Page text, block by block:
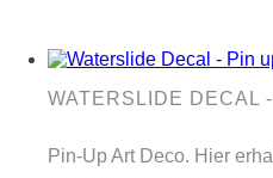
WATERSLIDE DECAL
Pin-Up Art Deco. Hier